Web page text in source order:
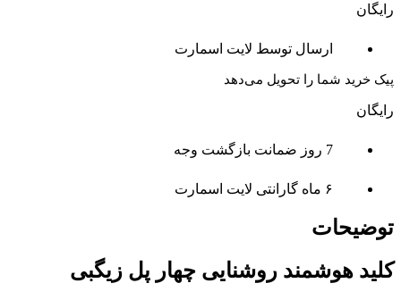
رایگان
ارسال توسط لایت اسمارت
پیک خرید شما را تحویل می‌دهد
رایگان
7 روز ضمانت بازگشت وجه
۶ ماه گارانتی لایت اسمارت
توضیحات
کلید هوشمند روشنایی چهار پل زیگبی